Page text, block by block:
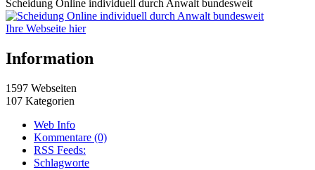
Scheidung Online individuell durch Anwalt bundesweit
Ihre Webseite hier
Information
1597 Webseiten
107 Kategorien
Web Info
Kommentare (0)
RSS Feeds:
Schlagworte